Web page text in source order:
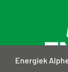
Energiek